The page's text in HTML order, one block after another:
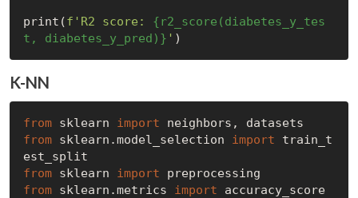
print(f'R2 score: {r2_score(diabetes_y_tes
t, diabetes_y_pred)} '
K-NN
from sklearn import
from sklearn.model_selection import train_t
from sklearn import
from sklearn.metrics import accuracy_score